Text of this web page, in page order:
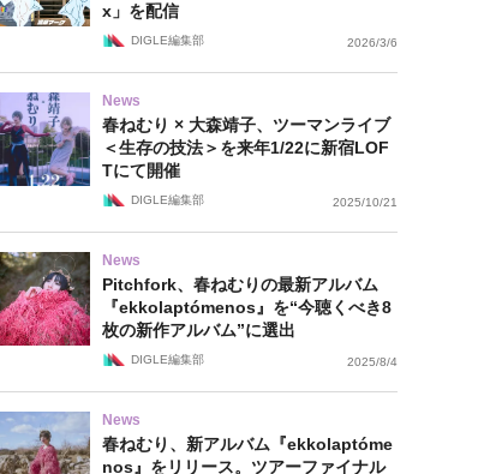
x」を配信
DIGLE編集部 2026/3/6
News
春ねむり × 大森靖子、ツーマンライブ
＜生存の技法＞を来年1/22に新宿LOF
Tにて開催
DIGLE編集部 2025/10/21
News
Pitchfork、春ねむりの最新アルバム
『ekkolaptómenos』を“今聴くべき8
枚の新作アルバム”に選出
DIGLE編集部 2025/8/4
News
春ねむり、新アルバム『ekkolaptóme
nos』をリリース。ツアーファイナル